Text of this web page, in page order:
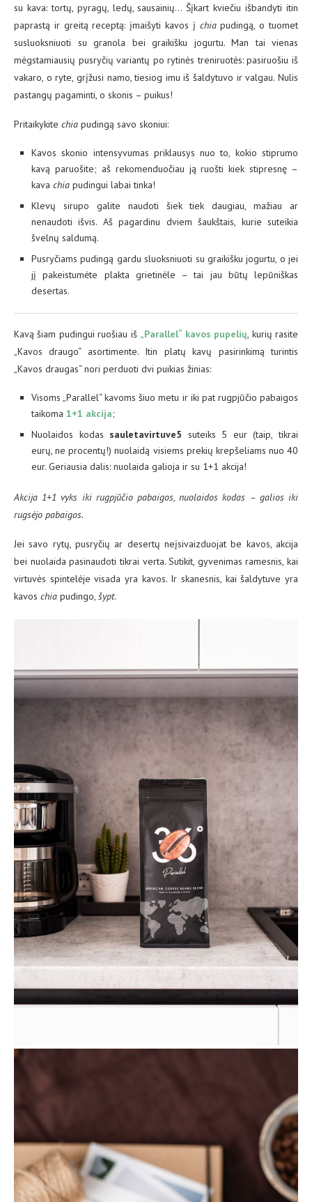
su kava: tortų, pyragų, ledų, sausainių… Šįkart kviečiu išbandyti itin
paprastą ir greitą receptą: įmaišyti kavos į chiapudingą, o tuomet
susluoksniuoti su granola bei graikišku jogurtu. Man tai vienas
mėgstamiausių pusryčių variantų po rytinės treniruotės: pasiruošiu iš
vakaro, o ryte, grįžusi namo, tiesiog imu iš šaldytuvo ir valgau. Nulis
pastangų pagaminti, o skonis – puikus!
Pritaikykite chia pudingą savo skoniui:
Kavos skonio intensyvumas priklausys nuo to, kokio stiprumo
kavą paruošite; aš rekomenduočiau ją ruošti kiek stipresnę –
kava chia pudingui labai tinka!
Klevų sirupo galite naudoti šiek tiek daugiau, mažiau ar
nenaudoti išvis. Aš pagardinu dviem šaukštais, kurie suteikia
švelnų saldumą.
Pusryčiams pudingą gardu sluoksniuoti su graikišku jogurtu, o jei
jį pakeistumėte plakta grietinėle – tai jau būtų lepūniškas
desertas.
Kavą šiam pudingui ruošiau iš „Parallel“ kavos pupelių, kurių rasite
„Kavos draugo“ asortimente. Itin platų kavų pasirinkimą turintis
„Kavos draugas“ nori perduoti dvi puikias žinias:
Visoms „Parallel“ kavoms šiuo metu ir iki pat rugpjūčio pabaigos
taikoma 1+1 akcija;
Nuolaidos kodas sauletavirtuve5 suteiks 5 eur (taip, tikrai
eurų, ne procentų!) nuolaidą visiems prekių krepšeliams nuo 40
eur. Geriausia dalis: nuolaida galioja ir su 1+1 akcija!
Akcija 1+1 vyks iki rugpjūčio pabaigos, nuolaidos kodas – galios iki
rugsėjo pabaigos.
Jei savo rytų, pusryčių ar desertų neįsivaizduojat be kavos, akcija
bei nuolaida pasinaudoti tikrai verta. Sutikit, gyvenimas ramesnis, kai
virtuvės spintelėje visada yra kavos. Ir skanesnis, kai šaldytuve yra
kavos chia pudingo, šypt.